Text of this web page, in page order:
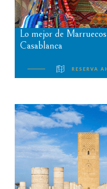
Lo mejor de
Casablanca
RESERVA